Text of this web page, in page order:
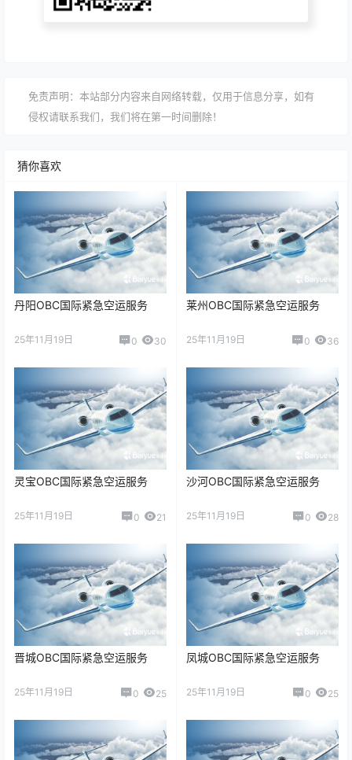
免责声明：本站部分内容来自网络转载，仅用于信息分享，如有
侵权请联系我们，我们将在第一时间删除！
猜你喜欢
丹阳OBC国际紧急空运服务
25年11月19日 0 30
莱州OBC国际紧急空运服务
25年11月19日 0 36
灵宝OBC国际紧急空运服务
25年11月19日 0 21
沙河OBC国际紧急空运服务
25年11月19日 0 28
晋城OBC国际紧急空运服务
25年11月19日 0 25
凤城OBC国际紧急空运服务
25年11月19日 0 25